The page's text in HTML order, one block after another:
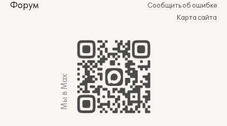
Форум
Сообщить об ошибке
Карта сайта
Мы в Max